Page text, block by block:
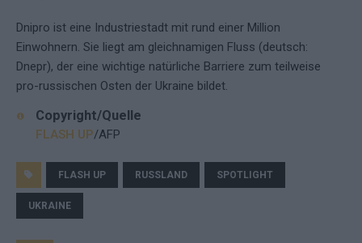
Dnipro ist eine Industriestadt mit rund einer Million
Einwohnern. Sie liegt am gleichnamigen Fluss (deutsch:
Dnepr), der eine wichtige natürliche Barriere zum teilweise
pro-russischen Osten der Ukraine bildet.
Copyright/Quelle
FLASH UP/AFP
FLASH UP RUSSLAND SPOTLIGHT
UKRAINE